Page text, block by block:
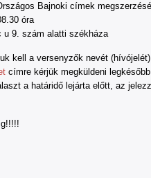
Bajnoki címek
óra
u 9. szám alatti székháza
kell a versenyzők nevét
címre kérjük megküldeni
a határidő lejárta előtt, az